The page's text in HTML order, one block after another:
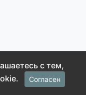
с тем,
Согласен